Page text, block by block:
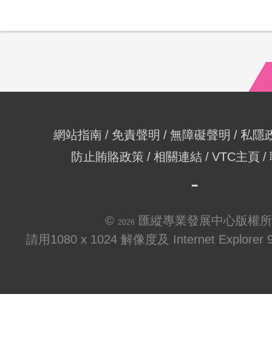
網站指南 免責聲明 無障礙聲明
私隱
防止賄賂政策
相關連結 VTC主頁
© 2026
匯縱專業發展中心版權
請用1080 x 1024 解像度及 Internet Explorer